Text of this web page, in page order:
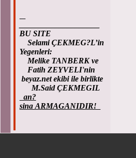
BU SITE
Selami ÇEKMEG?L’in
Yegenleri:
Melike TANBERK ve
Fatih ZEYVELI'nin
beyaz.net ekibi ile birlikte
M.Said ÇEKMEGIL
an?
sina ARMAGANIDIR!